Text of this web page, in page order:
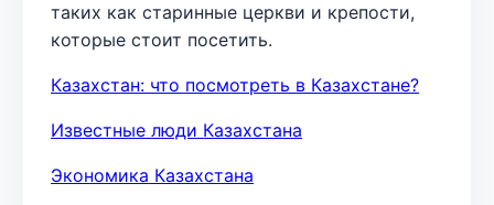
таких как старинные церкви и крепости,
которые стоит посетить.
Казахстан: что посмотреть в Казахстане?
Известные люди Казахстана
Экономика Казахстана